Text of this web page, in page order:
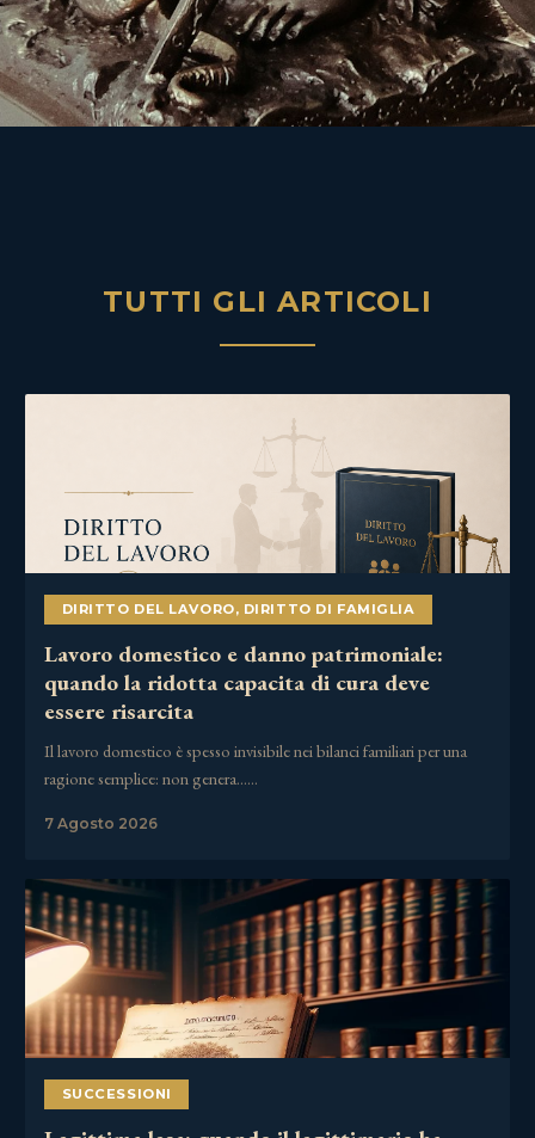
TUTTI GLI ARTICOLI
DIRITTO DEL LAVORO, DIRITTO DI FAMIGLIA
Lavoro domestico e danno patrimoniale:
quando la ridotta capacita di cura deve
essere risarcita
Il lavoro domestico è spesso invisibile nei bilanci familiari per una
ragione semplice: non genera……
7 Agosto 2026
SUCCESSIONI